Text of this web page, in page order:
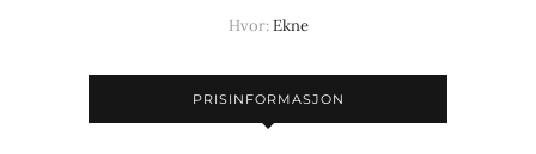
Hvor:Ekne
PRISINFORMASJON